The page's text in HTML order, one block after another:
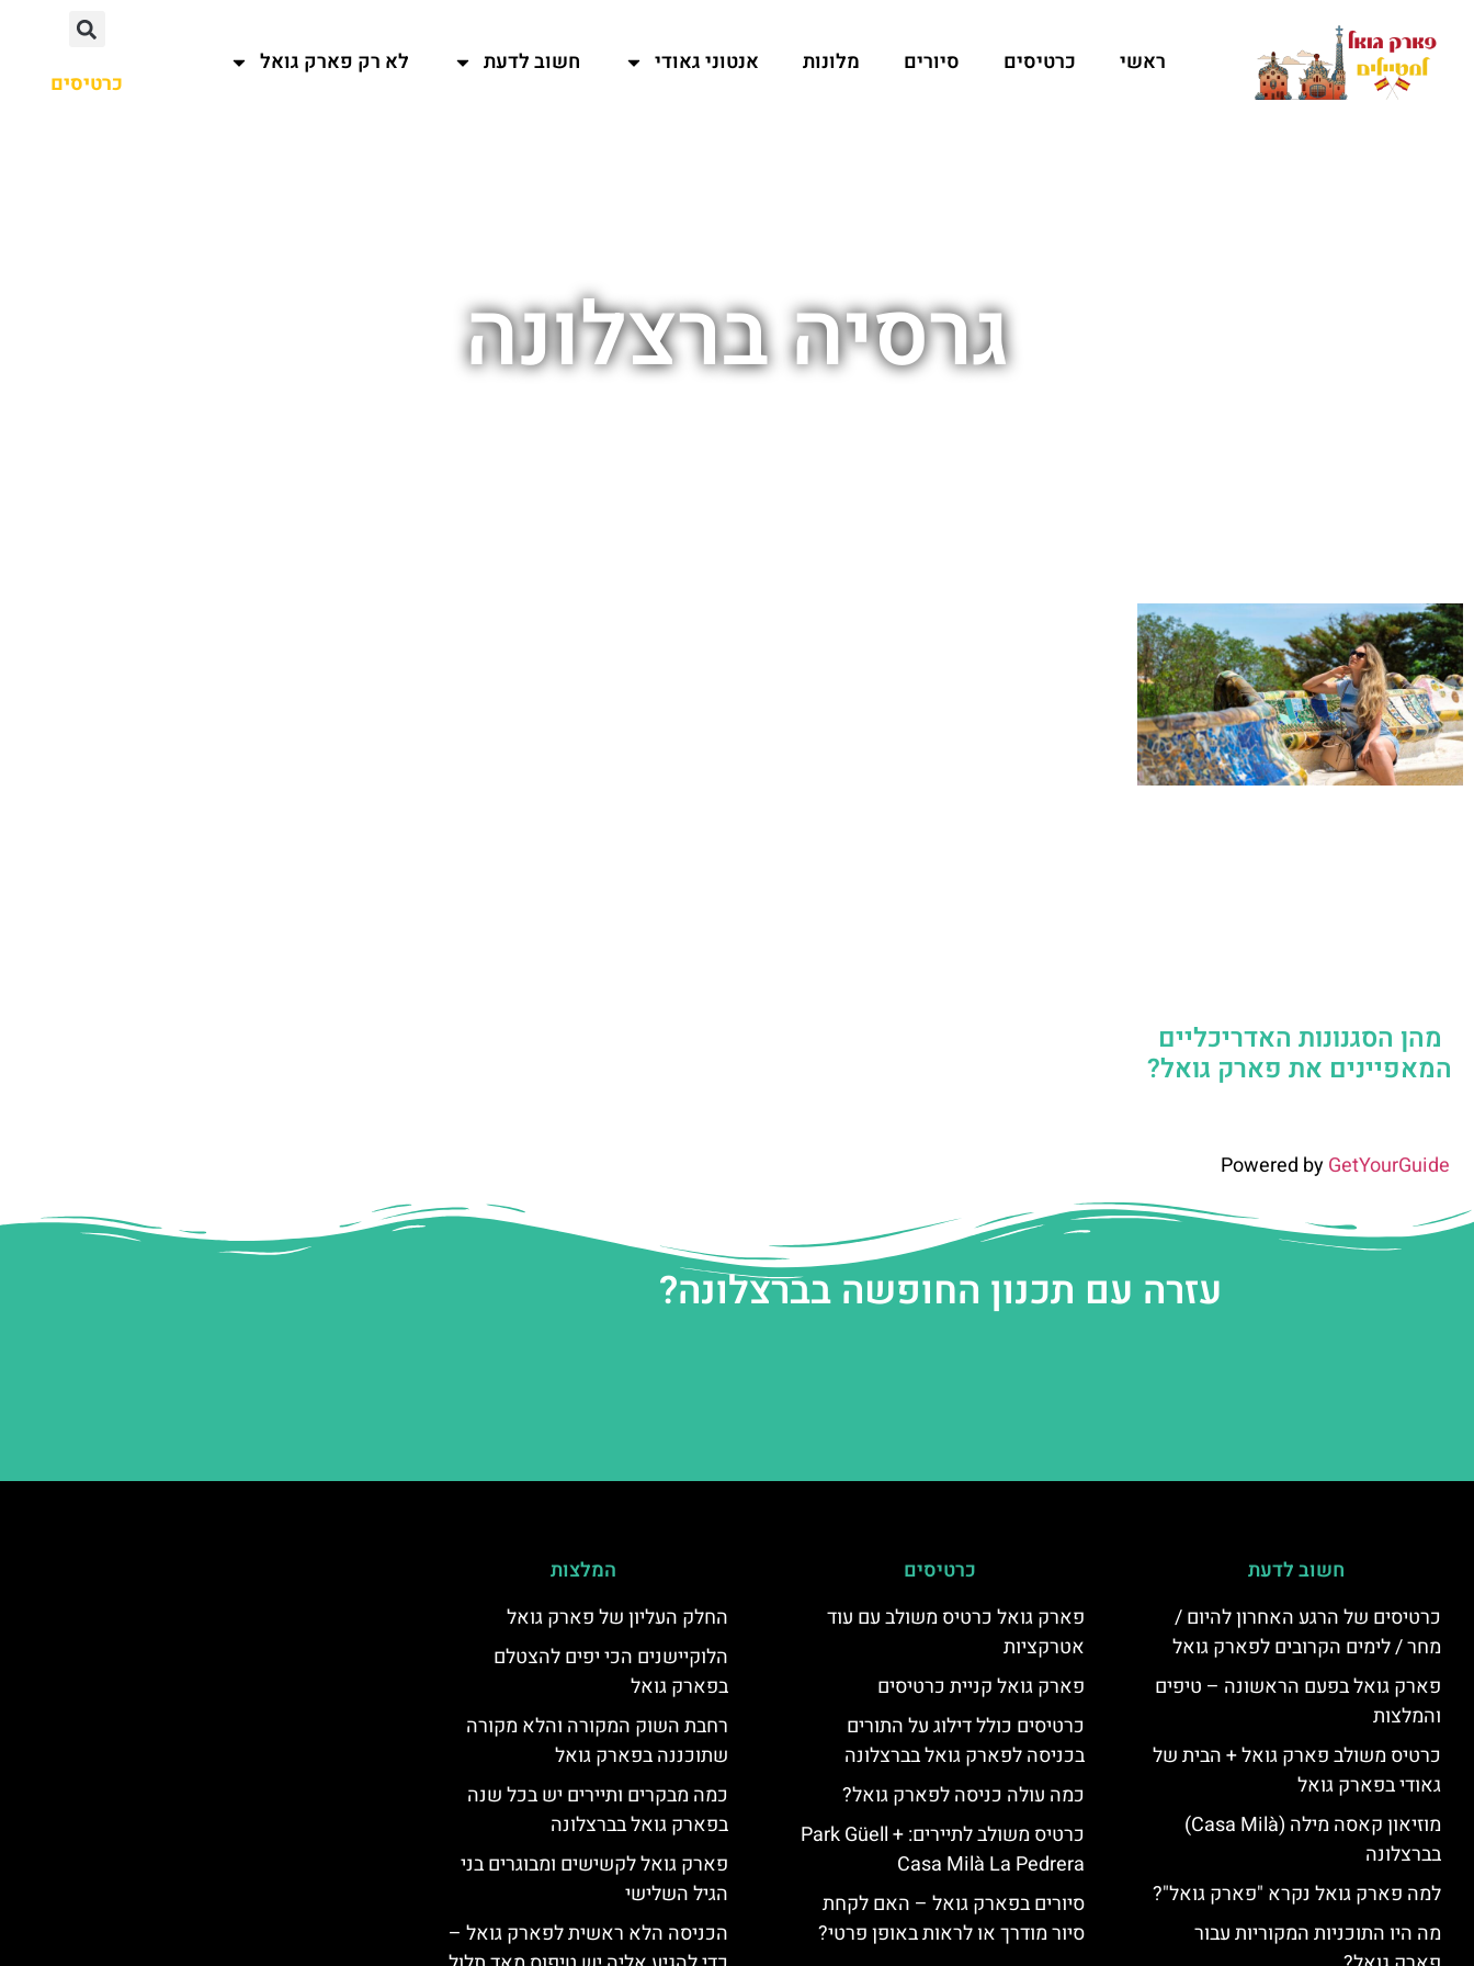
ראשי כרטיסים סיורים מלונות אנטוני גאודי חשוב לדעת לא רק פארק גואל
כרטיסים
גרסיה ברצלונה
מהן הסגנונות האדריכליים
המאפיינים את פארק גואל?
Powered byGetYourGuide
עזרה עם תכנון החופשה בברצלונה?
חשוב לדעת
כרטיסים של הרגע האחרון להיום /
מחר / לימים הקרובים לפארק גואל
פארק גואל בפעם הראשונה – טיפים
והמלצות
כרטיס משולב פארק גואל + הבית של
גאודי בפארק גואל
מוזיאון קאסה מילה (Casa Milà)
בברצלונה
למה פארק גואל נקרא "פארק גואל"?
מה היו התוכניות המקוריות עבור
כרטיסים
פארק גואל כרטיס משולב עם עוד
אטרקציות
פארק גואל קניית כרטיסים
כרטיסים כולל דילוג על התורים
בכניסה לפארק גואל בברצלונה
כמה עולה כניסה לפארק גואל?
כרטיס משולב לתיירים: Park Güell +
Casa Milà La Pedrera
סיורים בפארק גואל – האם לקחת
סיור מודרך או לראות באופן פרטי?
המלצות
החלק העליון של פארק גואל
הלוקיישנים הכי יפים להצטלם
בפארק גואל
רחבת השוק המקורה והלא מקורה
שתוכננה בפארק גואל
כמה מבקרים ותיירים יש בכל שנה
בפארק גואל בברצלונה
פארק גואל לקשישים ומבוגרים בני
הגיל השלישי
הכניסה הלא ראשית לפארק גואל –